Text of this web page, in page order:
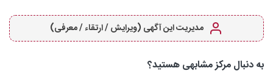
مدیریت این آگهی (ویرایش / ارتقاء / معرفی)
به دنبال مرکز مشابهی هستید؟